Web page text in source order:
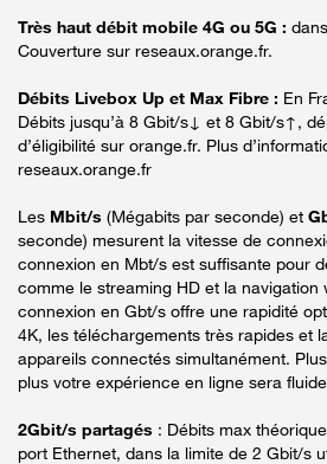
Très haut débit mobile 4G ou 5G :
Couverture sur reseaux.orange.fr.
Débits Livebox Up et Max Fibre : En
Débits jusqu’à 8 Gbit/s↓ et 8 Gbit/s↑,
d’éligibilité sur orange.fr. Plus
reseaux.orange.fr
Les Mbit/s (Mégabits par seconde) et
seconde) mesurent la vitesse de
connexion en Mbt/s est suffisante pour
comme le streaming HD et la
connexion en Gbt/s offre une rapidité
4K, les téléchargements très rapides et
appareils connectés simultanément.
plus votre expérience en ligne sera
2Gbit/s partagés : Débits max
port Ethernet, dans la limite de 2 Gbit/s